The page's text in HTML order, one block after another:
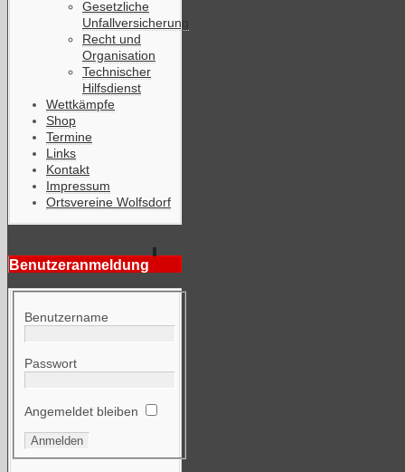
Gesetzliche
Unfallversicherung
Recht und
Organisation
Technischer
Hilfsdienst
Wettkämpfe
Shop
Termine
Links
Kontakt
Impressum
Ortsvereine Wolfsdorf
Benutzeranmeldung
Benutzername
Passwort
Angemeldet bleiben